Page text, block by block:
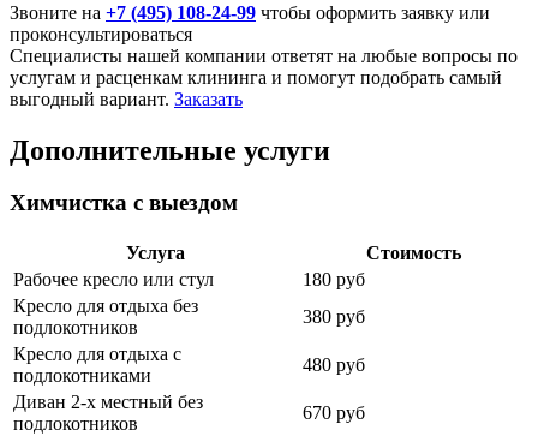
Звоните на +7 (495) 108-24-99 чтобы оформить заявку или
проконсультироваться
Специалисты нашей компании ответят на любые вопросы по
услугам и расценкам клининга и помогут подобрать самый
выгодный вариант. Заказать
Дополнительные услуги
Химчистка с выездом
Услуга
Стоимость
Рабочее кресло или стул
180 руб
Кресло для отдыха без
подлокотников
380 руб
Кресло для отдыха с
подлокотниками
480 руб
Диван 2-х местный без
подлокотников
670 руб